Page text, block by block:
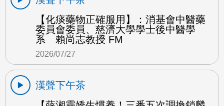
【化痰藥物正確服用】：消基會中醫藥
委員會委員、慈濟大學學士後中醫學
系 賴尚志教授 FM
2026/07/27
漢聲下午茶